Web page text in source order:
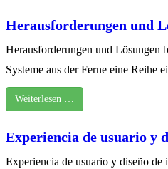
Herausforderungen und
Herausforderungen und Lösungen
Systeme aus der Ferne eine
Weiterlesen …
Experiencia de usuario y
Experiencia de usuario y diseño de